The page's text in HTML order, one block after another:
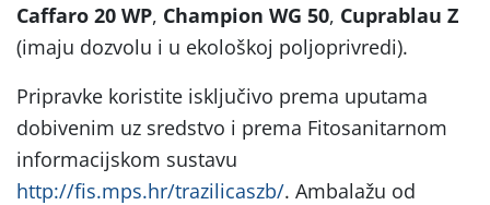
Caffaro 20 WP, Champion WG 50, Cuprablau Z
(imaju dozvolu i u ekološkoj poljoprivredi).
Pripravke koristite isključivo prema uputama
dobivenim uz sredstvo i prema Fitosanitarnom
informacijskom sustavu
http://fis.mps.hr/trazilicaszb/. Ambalažu od